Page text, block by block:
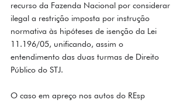
recurso da Fazenda Nacional por considerar
ilegal a restrição imposta por instrução
normativa às hipóteses de isenção da Lei
11.196/05, unificando, assim o
entendimento das duas turmas de Direito
Público do STJ.
O caso em apreço nos autos do REsp